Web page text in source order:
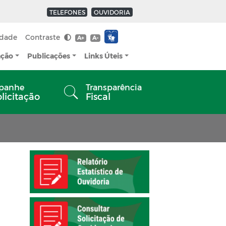
TELEFONES OUVIDORIA
Contraste A+ A-
Publicações Links Úteis
Transparência
Fiscal